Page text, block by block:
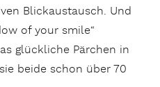
Blickaustausch. Und
of your smile“
glückliche Pärchen in
beide schon über 70